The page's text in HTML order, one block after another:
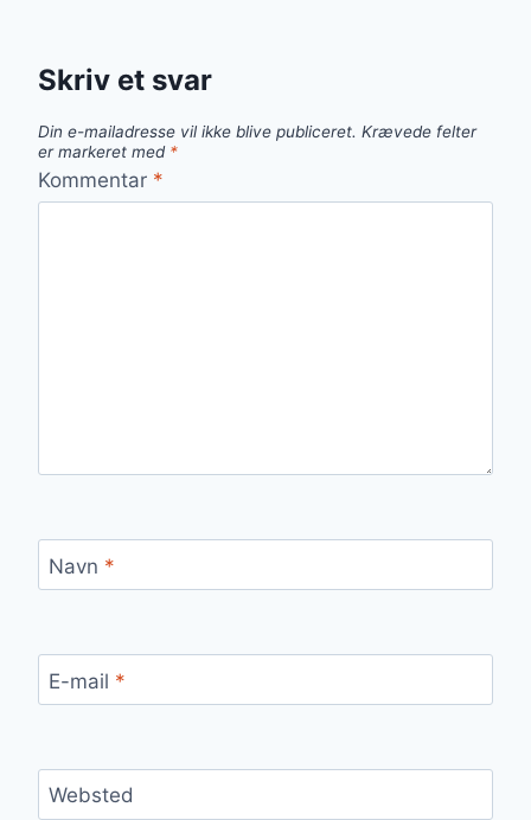
Skriv et svar
Din e-mailadresse vil ikke blive publiceret. Krævede felter
er markeret med *
Kommentar *
Navn *
E-mail *
Websted